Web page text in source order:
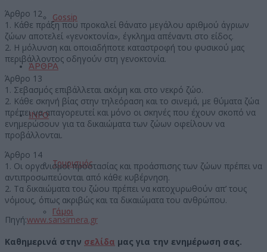
Gossip
ΆΡΘΡΑ
INFO
Τουρισμός
Γάμοι
Άρθρο 12
1. Κάθε πράξη που προκαλεί θάνατο μεγάλου αριθμού άγριων
ζώων αποτελεί «γενοκτονία», έγκλημα απέναντι στο είδος.
2. Η μόλυνση και οποιαδήποτε καταστροφή του φυσικού μας
περιβάλλοντος οδηγούν στη γενοκτονία.
Άρθρο 13
1. Σεβασμός επιβάλλεται ακόμη και στο νεκρό ζώο.
2. Κάθε σκηνή βίας στην τηλεόραση και το σινεμά, με θύματα ζώα
πρέπει να απαγορευτεί και μόνο οι σκηνές που έχουν σκοπό να
ενημερώσουν για τα δικαιώματα των ζώων οφείλουν να
προβάλλονται.
Άρθρο 14
1. Οι οργανισμοί προστασίας και προάσπισης των ζώων πρέπει να
αντιπροσωπεύονται από κάθε κυβέρνηση.
2. Τα δικαιώματα του ζώου πρέπει να κατοχυρωθούν απ’ τους
νόμους, όπως ακριβώς και τα δικαιώματα του ανθρώπου.
Πηγή:www.sansimera.gr
Καθημερινά στην σελίδα μας για την ενημέρωση σας.